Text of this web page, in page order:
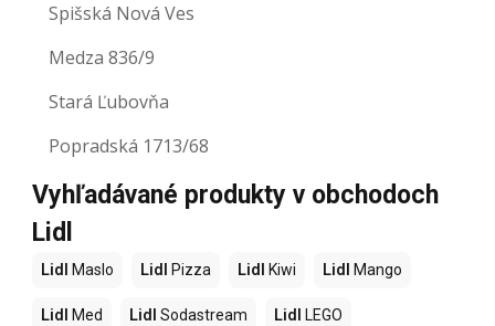
Spišská Nová Ves
Medza 836/9
Stará Ľubovňa
Popradská 1713/68
Vyhľadávané produkty v obchodoch
Lidl
Lidl Maslo Lidl Pizza Lidl Kiwi Lidl Mango
Lidl Med Lidl Sodastream Lidl LEGO